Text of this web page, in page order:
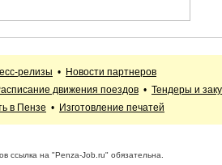
релизы • Новости партнеров
движения поездов • Тендеры и
в Пензе • Изготовление печатей
ссылка на "Penza-Job.ru" обязательна.